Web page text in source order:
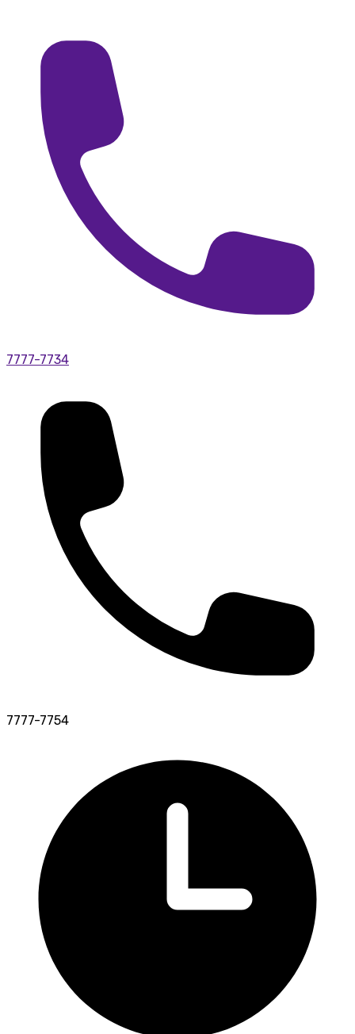
7777-7734
7777-7754